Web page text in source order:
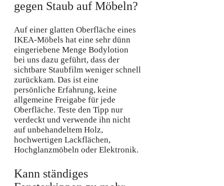
gegen Staub auf Möbeln?
Auf einer glatten Oberfläche eines
IKEA-Möbels hat eine sehr dünn
eingeriebene Menge Bodylotion
bei uns dazu geführt, dass der
sichtbare Staubfilm weniger schnell
zurückkam. Das ist eine
persönliche Erfahrung, keine
allgemeine Freigabe für jede
Oberfläche. Teste den Tipp nur
verdeckt und verwende ihn nicht
auf unbehandeltem Holz,
hochwertigen Lackflächen,
Hochglanzmöbeln oder Elektronik.
Kann ständiges